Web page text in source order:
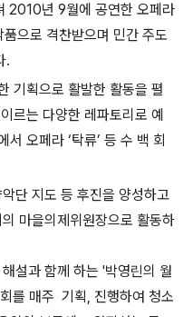
2010년 9월에 공연한 오페라
품으로 격찬받으며 민간 주도
.
기획으로 활발한 활동을 펼
르는 다양한 레파토리로 예
오페라 ‘탁류’ 등 수 백 회
단 지도 등 후진을 양성하고
마을의제위원장으로 활동하
설과 함께 하는 '박영린의 월
를 매주 기획, 진행하여 청소